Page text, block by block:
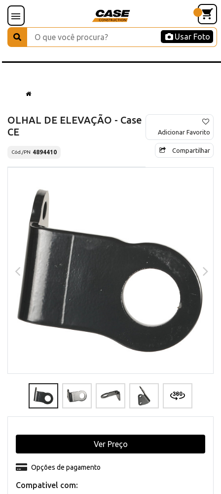
Usar Foto
OLHAL DE ELEVAÇÃO - Case
CE
Cód./PN 4894410
Adicionar Favorito
Compartilhar
Compativel com:
Opções de pagamento
Ver Preço